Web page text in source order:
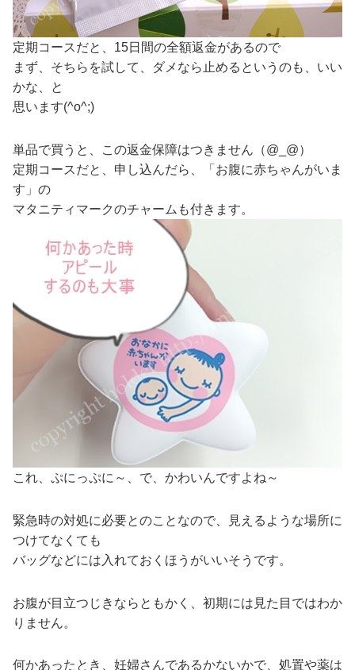
定期コースだと、15日間の全額返金があるので
まず、そちらを試して、ダメなら止めるというのも、いい
かな、と
思います(^o^;)
単品で買うと、この返金保障はつきません（@_@）
定期コースだと、申し込んだら、「お腹に赤ちゃんがいま
す」の
マタニティマークのチャームも付きます。
これ、ぷにっぷに～、で、かわいんですよね～
緊急時の対処に必要とのことなので、見えるような場所に
つけてなくても
バッグなどには入れておくほうがいいそうです。
お腹が目立つじきならともかく、初期には見た目ではわか
りません。
何かあったとき、妊婦さんであるかないかで、処置や薬は